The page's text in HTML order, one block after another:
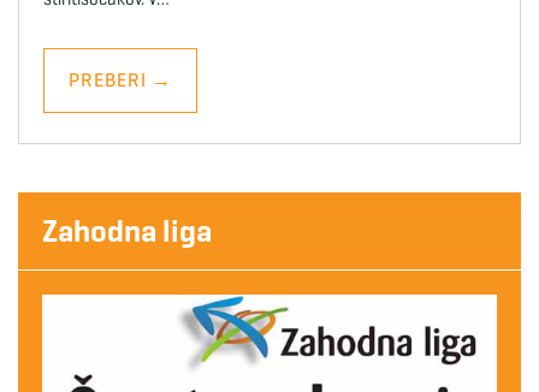
PREBERI →
Zahodna liga